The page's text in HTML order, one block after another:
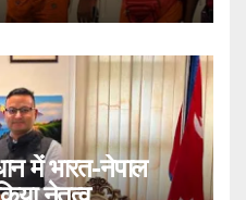
में भारत-नेपाल